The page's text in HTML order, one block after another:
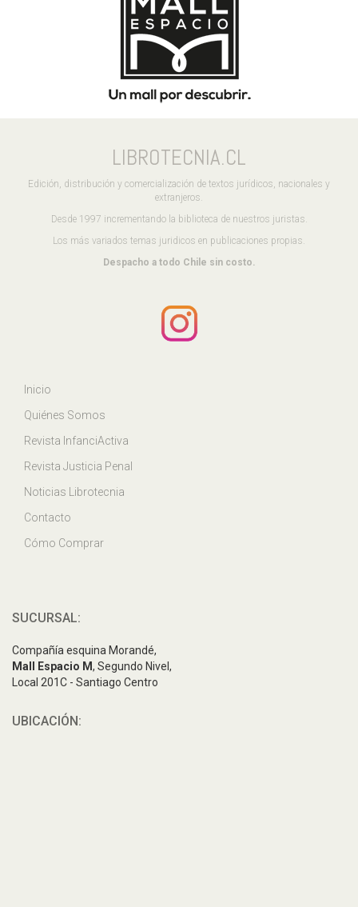
LIBROTECNIA.CL
Edición, distribución y comercialización de textos jurídicos, nacionales y
extranjeros.
Desde 1997 incrementando la biblioteca de nuestros juristas.
Los más variados temas juridicos en publicaciones propias.
Despacho a todo Chile sin costo.
Inicio
Quiénes Somos
Revista InfanciActiva
Revista Justicia Penal
Noticias Librotecnia
Contacto
Cómo Comprar
SUCURSAL:
Compañía esquina Morandé,
Mall Espacio M, Segundo Nivel,
Local 201C - Santiago Centro
UBICACIÓN: